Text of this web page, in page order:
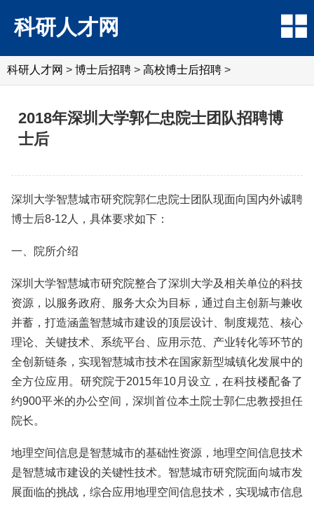
科研人才网
科研人才网 > 博士后招聘 > 高校博士后招聘 >
2018年深圳大学郭仁忠院士团队招聘博
士后
深圳大学智慧城市研究院郭仁忠院士团队现面向国内外诚聘
博士后8-12人，具体要求如下：
一、院所介绍
深圳大学智慧城市研究院整合了深圳大学及相关单位的科技
资源，以服务政府、服务大众为目标，通过自主创新与兼收
并蓄，打造涵盖智慧城市建设的顶层设计、制度规范、核心
理论、关键技术、系统平台、应用示范、产业转化等环节的
全创新链条，实现智慧城市技术在国家新型城镇化发展中的
全方位应用。研究院于2015年10月设立，在科技楼配备了
约900平米的办公空间，深圳首位本土院士郭仁忠教授担任
院长。
地理空间信息是智慧城市的基础性资源，地理空间信息技术
是智慧城市建设的关键性技术。智慧城市研究院面向城市发
展面临的挑战，综合应用地理空间信息技术，实现城市信息